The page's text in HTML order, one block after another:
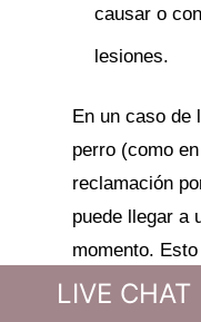
causar o
lesiones.
En un caso de
perro (como
reclamación
puede llegar a
momento.
reclamación
LIVE CHAT